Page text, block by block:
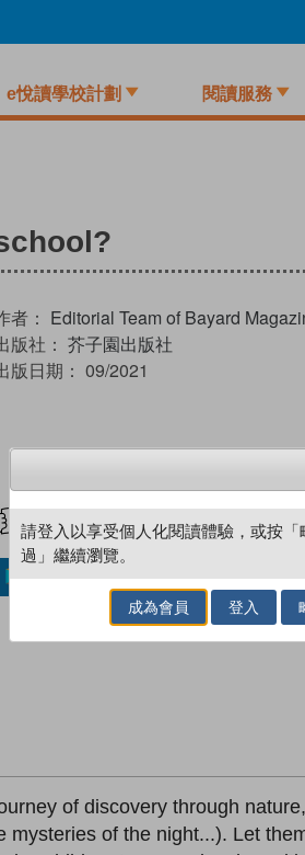
e悅讀學校計劃 閱讀服務
者： Editorial Team of Bayard
版社： 芥子園出版社
版日期： 09/2021
試閲 加入閱讀紀
加入／閱讀電子書
of discovery through
of the night...). Let
請登入以享受個人化閱讀體驗，或按「
過」繼續瀏覽。
成為會員 登入